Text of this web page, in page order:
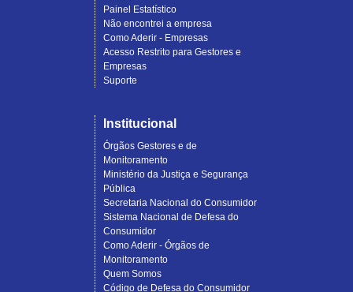
Painel Estatístico
Não encontrei a empresa
Como Aderir - Empresas
Acesso Restrito para Gestores e
Empresas
Suporte
Institucional
Órgãos Gestores e de
Monitoramento
Ministério da Justiça e Segurança
Pública
Secretaria Nacional do Consumidor
Sistema Nacional de Defesa do
Consumidor
Como Aderir - Órgãos de
Monitoramento
Quem Somos
Código de Defesa do Consumidor